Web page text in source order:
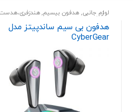
لوازم جانبی,هدفون بیسیم,
اسپیکر
هدفون بی سیم ساندپیتز مدل
‎CyberGear